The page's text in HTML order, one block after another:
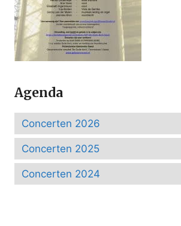
Agenda
Concerten 2026
Concerten 2025
Concerten 2024